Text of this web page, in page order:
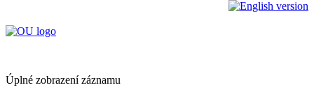
Úplné zobrazení záznamu